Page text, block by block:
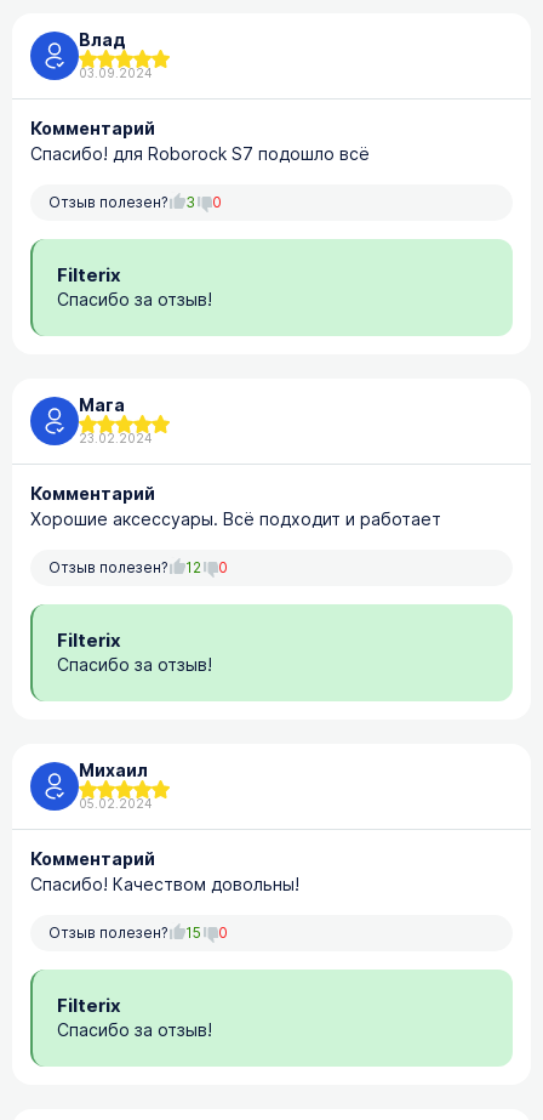
Влад
03.09.2024
Комментарий
Спасибо! для Roborock S7 подошло всё
Отзыв полезен? 3 0
Filterix
Спасибо за отзыв!
Мага
23.02.2024
Комментарий
Хорошие аксессуары. Всё подходит и работает
Отзыв полезен? 12 0
Filterix
Спасибо за отзыв!
Михаил
05.02.2024
Комментарий
Спасибо! Качеством довольны!
Отзыв полезен? 15 0
Filterix
Спасибо за отзыв!